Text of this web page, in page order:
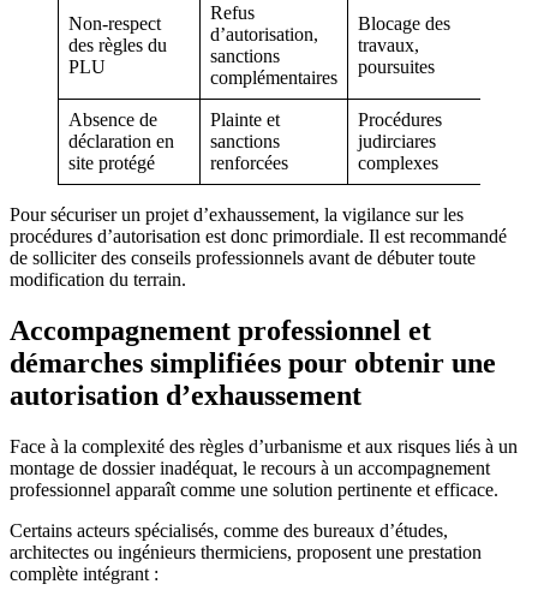
Non-respect
des règles du
PLU
Refus
d’autorisation,
sanctions
complémentaires
Blocage des
travaux,
poursuites
Absence de
déclaration en
site protégé
Plainte et
sanctions
renforcées
Procédures
judirciares
complexes
Pour sécuriser un projet d’exhaussement, la vigilance sur les
procédures d’autorisation est donc primordiale. Il est recommandé
de solliciter des conseils professionnels avant de débuter toute
modification du terrain.
Accompagnement professionnel et
démarches simplifiées pour obtenir une
autorisation d’exhaussement
Face à la complexité des règles d’urbanisme et aux risques liés à un
montage de dossier inadéquat, le recours à un accompagnement
professionnel apparaît comme une solution pertinente et efficace.
Certains acteurs spécialisés, comme des bureaux d’études,
architectes ou ingénieurs thermiciens, proposent une prestation
complète intégrant :